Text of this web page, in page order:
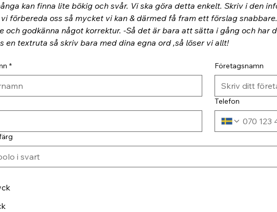
kan finna lite bökig och svår. Vi ska göra detta enkelt. Skriv i den
förbereda oss så mycket vi kan & därmed få fram ett förslag
och godkänna något korrektur. -Så det är bara att sätta i gång och
en textruta så skriv bara med dina egna ord ,så löser vi allt!
* Företagsnamn
Telefon